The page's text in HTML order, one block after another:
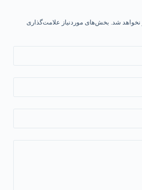
شد. بخش‌های موردنیاز علامت‌گذاری